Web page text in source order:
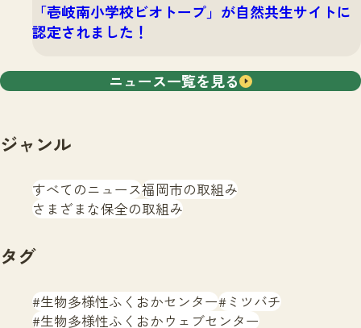
「壱岐南小学校ビオトープ」が自然共生サイトに
認定されました！
ニュース一覧を見る
ジャンル
すべてのニュース福岡市の取組み
さまざまな保全の取組み
タグ
生物多様性ふくおかセンター ミツバチ
生物多様性ふくおかウェブセンター